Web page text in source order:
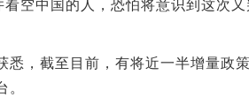
空中国的人，恐怕将意识到这次又
，截至目前，有将近一半增量政
。